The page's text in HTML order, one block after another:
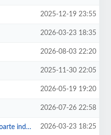
2025-12-19 23:55
2026-03-23 18:35
2026-08-03 22:20
2025-11-30 22:05
2026-05-19 19:20
2026-07-26 22:58
este luna desc... 2026-03-23 18:25